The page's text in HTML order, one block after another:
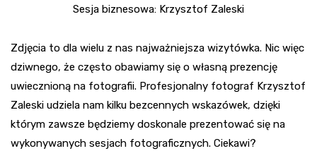
Sesja biznesowa: Krzysztof Zaleski
Zdjęcia to dla wielu z nas najważniejsza wizytówka. Nic więc
dziwnego, że często obawiamy się o własną prezencję
uwiecznioną na fotografii. Profesjonalny fotograf Krzysztof
Zaleski udziela nam kilku bezcennych wskazówek, dzięki
którym zawsze będziemy doskonale prezentować się na
wykonywanych sesjach fotograficznych. Ciekawi?